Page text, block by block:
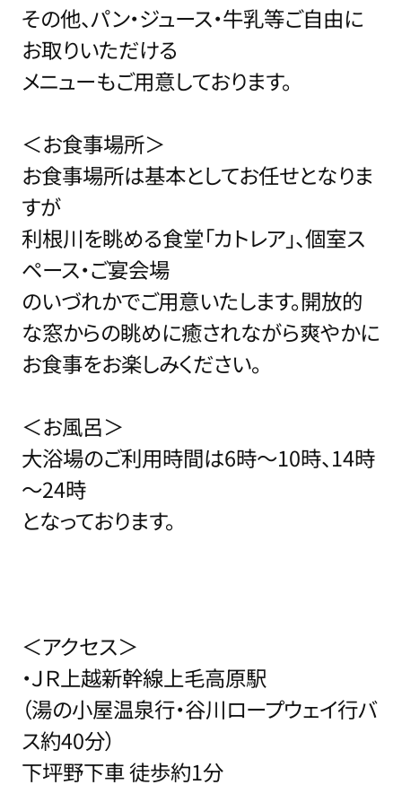
その他、パン・ジュース・牛乳等ご自由に
お取りいただける
メニューもご用意しております。
＜お食事場所＞
お食事場所は基本としてお任せとなりま
すが
利根川を眺める食堂「カトレア」、個室ス
ペース・ご宴会場
のいづれかでご用意いたします。開放的
な窓からの眺めに癒されながら爽やかに
お食事をお楽しみください。
＜お風呂＞
大浴場のご利用時間は6時～10時、14時
～24時
となっております。
＜アクセス＞
・ＪＲ上越新幹線上毛高原駅
（湯の小屋温泉行・谷川ロープウェイ行バ
ス約40分）
下坪野下車 徒歩約1分